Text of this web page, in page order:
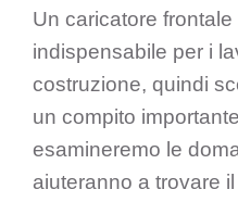
Un caricatore
indispensabile per i
costruzione, quindi
un compito
esamineremo le
aiuteranno a trovare